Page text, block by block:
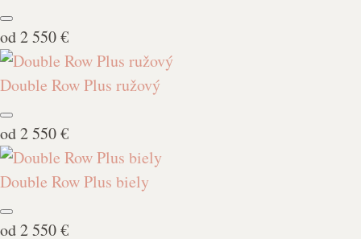
od2 550 €
Double Row Plus ružový
od2 550 €
Double Row Plus biely
od2 550 €